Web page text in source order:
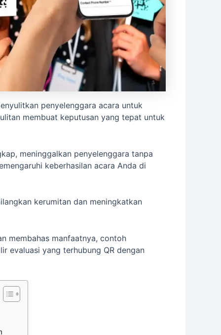
penyelenggara acara untuk
membuat keputusan yang tepat untuk
meninggalkan penyelenggara tanpa
keberhasilan acara Anda di
kerumitan dan meningkatkan
membahas manfaatnya, contoh
evaluasi yang terhubung QR dengan